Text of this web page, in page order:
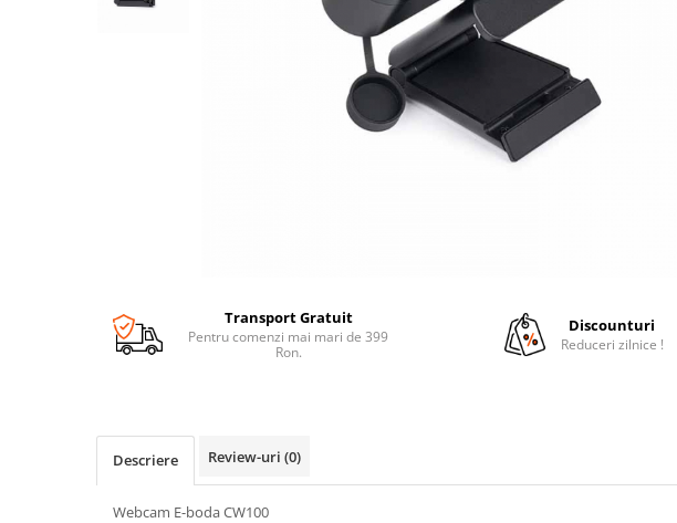
Transport Gratuit
Pentru comenzi mai mari de 399
Ron.
Discounturi
Reduceri zilnice !
Descriere Review-uri (0)
Webcam E-boda CW100